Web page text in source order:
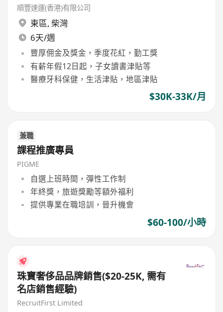
順豐速運(香港)有限公司
東區, 柴灣
6天/週
豐厚佣金及獎金，季度花紅，勤工獎
有薪年假12日起，子女讀書津貼等
醫療牙科保健，生活津貼，地區津貼
$30K-33K/月
兼職
課程推廣專員
PIGME
自選上班時間，彈性工作制
年終獎，旅遊獎勵等額外福利
提供專業在職培訓，晉升機會
$60-100/小時
珠寶奢侈品品牌銷售($20-25K, 需有
名店銷售經驗)
RecruitFirst Limited